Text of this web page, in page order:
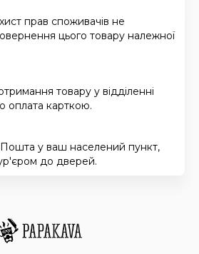
прав споживачів не
цього товару належної
товару у відділенні
оплата карткою.
у ваш населений пункт,
до дверей.